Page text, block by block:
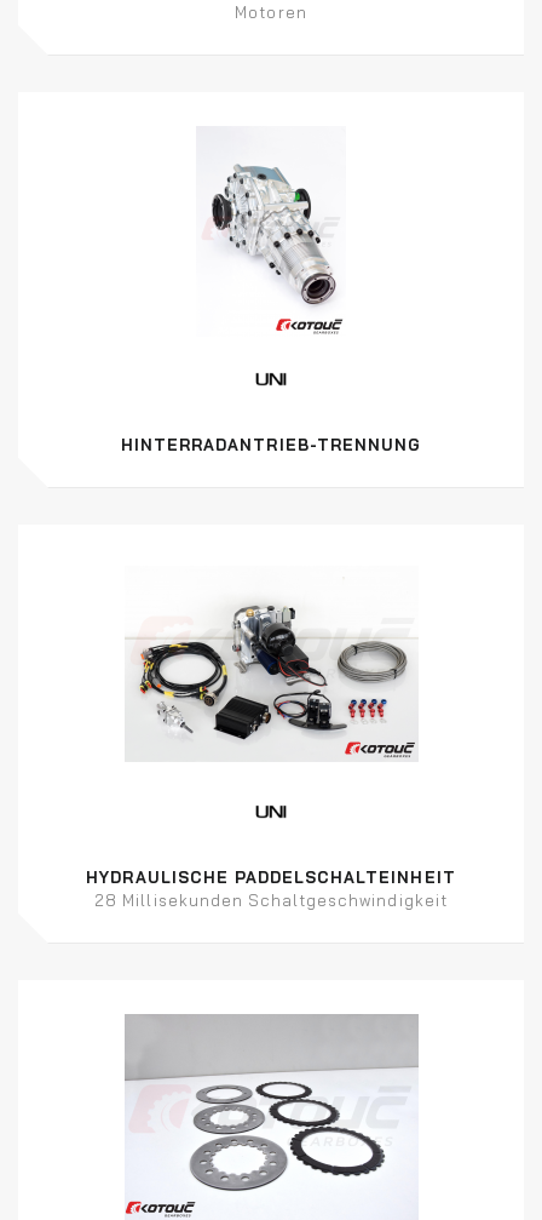
Motoren
HINTERRADANTRIEB-TRENNUNG
HYDRAULISCHE PADDELSCHALTEINHEIT
28 Millisekunden Schaltgeschwindigkeit